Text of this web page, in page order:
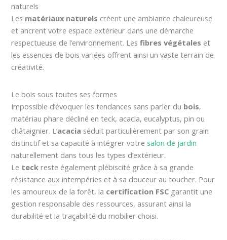
naturels
Les matériaux naturels créent une ambiance chaleureuse
et ancrent votre espace extérieur dans une démarche
respectueuse de l’environnement. Lesfibres végétales et
les essences de bois variées offrent ainsi un vaste terrain de
créativité.
Le bois sous toutes ses formes
Impossible d’évoquer les tendances sans parler du bois,
matériau phare décliné en teck, acacia, eucalyptus, pin ou
châtaignier. L’acacia séduit particulièrement par son grain
distinctif et sa capacité à intégrer votresalon de jardin
naturellement dans tous les types d’extérieur.
Le teck reste également plébiscité grâce à sa grande
résistance aux intempéries et à sa douceur au toucher. Pour
les amoureux de la forêt, la certification FSC garantit une
gestion responsable des ressources, assurant ainsi la
durabilité et la traçabilité du mobilier choisi.